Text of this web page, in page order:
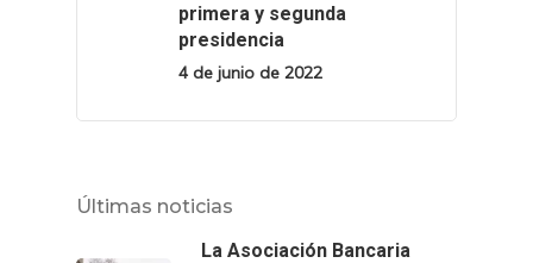
primera y segunda
presidencia
4 de junio de 2022
Últimas noticias
La Asociación Bancaria